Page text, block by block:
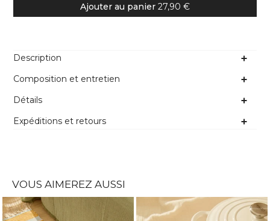
Ajouter au panier 27,90 €
Description
Composition et entretien
Détails
Expéditions et retours
VOUS AIMEREZ AUSSI